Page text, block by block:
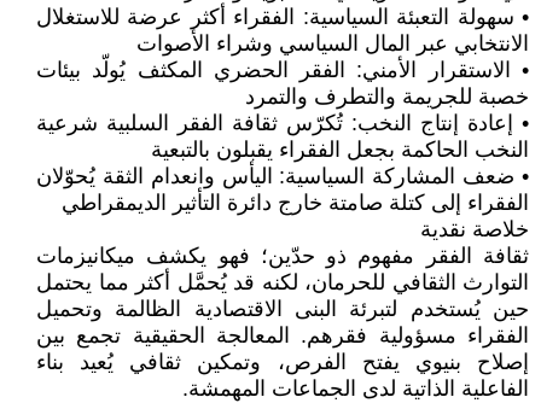
• سهولة التعبئة السياسية: الفقراء أكثر عرضة للاستغلال
الانتخابي عبر المال السياسي وشراء الأصوات
• الاستقرار الأمني: الفقر الحضري المكثف يُولّد بيئات
خصبة للجريمة والتطرف والتمرد
• إعادة إنتاج النخب: تُكرّس ثقافة الفقر السلبية شرعية
النخب الحاكمة بجعل الفقراء يقبلون بالتبعية
• ضعف المشاركة السياسية: اليأس وانعدام الثقة يُحوّلان
الفقراء إلى كتلة صامتة خارج دائرة التأثير الديمقراطي
خلاصة نقدية
ثقافة الفقر مفهوم ذو حدّين؛ فهو يكشف ميكانيزمات
التوارث الثقافي للحرمان، لكنه قد يُحمَّل أكثر مما يحتمل
حين يُستخدم لتبرئة البنى الاقتصادية الظالمة وتحميل
الفقراء مسؤولية فقرهم. المعالجة الحقيقية تجمع بين
إصلاح بنيوي يفتح الفرص، وتمكين ثقافي يُعيد بناء
الفاعلية الذاتية لدى الجماعات المهمشة.